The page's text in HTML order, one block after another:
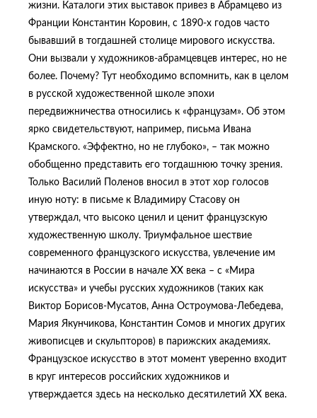
жизни. Каталоги этих выставок привез в Абрамцево из
Франции Константин Коровин, с 1890-х годов часто
бывавший в тогдашней столице мирового искусства.
Они вызвали у художников-абрамцевцев интерес, но не
более. Почему? Тут необходимо вспомнить, как в целом
в русской художественной школе эпохи
передвижничества относились к «французам». Об этом
ярко свидетельствуют, например, письма Ивана
Крамского. «Эффектно, но не глубоко», – так можно
обобщенно представить его тогдашнюю точку зрения.
Только Василий Поленов вносил в этот хор голосов
иную ноту: в письме к Владимиру Стасову он
утверждал, что высоко ценил и ценит французскую
художественную школу. Триумфальное шествие
современного французского искусства, увлечение им
начинаются в России в начале ХХ века – с «Мира
искусства» и учебы русских художников (таких как
Виктор Борисов-Мусатов, Анна Остроумова-Лебедева,
Мария Якунчикова, Константин Сомов и многих других
живописцев и скульпторов) в парижских академиях.
Французское искусство в этот момент уверенно входит
в круг интересов российских художников и
утверждается здесь на несколько десятилетий ХХ века.